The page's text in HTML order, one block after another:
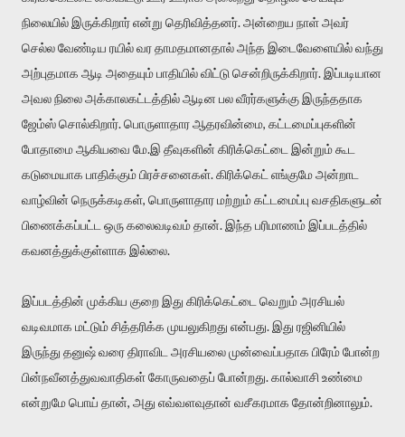
நிலையில் இருக்கிறார் என்று தெரிவித்தனர். அன்றைய நாள் அவர்
செல்ல வேண்டிய ரயில் வர தாமதமானதால் அந்த இடைவேளையில் வந்து
அற்புதமாக ஆடி அதையும் பாதியில் விட்டு சென்றிருக்கிறார். இப்படியான
அவல நிலை அக்காலகட்டத்தில் ஆடின பல வீரர்களுக்கு இருந்ததாக
ஜேம்ஸ் சொல்கிறார். பொருளாதார ஆதரவின்மை, கட்டமைப்புகளின்
போதாமை ஆகியவை மே.இ தீவுகளின் கிரிக்கெட்டை இன்றும் கூட
கடுமையாக பாதிக்கும் பிரச்சனைகள். கிரிக்கெட் எங்குமே அன்றாட
வாழ்வின் நெருக்கடிகள், பொருளாதார மற்றும் கட்டமைப்பு வசதிகளுடன்
பிணைக்கப்பட்ட ஒரு கலைவடிவம் தான். இந்த பரிமாணம் இப்படத்தில்
கவனத்துக்குள்ளாக இல்லை.
இப்படத்தின் முக்கிய குறை இது கிரிக்கெட்டை வெறும் அரசியல்
வடிவமாக மட்டும் சித்தரிக்க முயலுகிறது என்பது. இது ரஜினியில்
இருந்து தனுஷ் வரை திராவிட அரசியலை முன்வைப்பதாக பிரேம் போன்ற
பின்நவீனத்துவவாதிகள் கோருவதைப் போன்றது. கால்வாசி உண்மை
என்றுமே பொய் தான், அது எவ்வளவுதான் வசீகரமாக தோன்றினாலும்.